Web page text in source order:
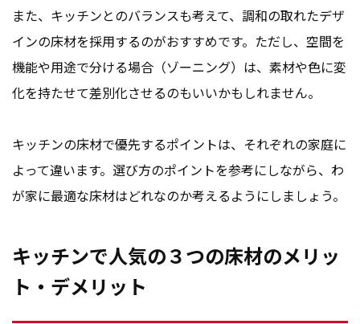
また、キッチンとのバランスも考えて、調和の取れたデザ
インの床材を採用するのがおすすめです。ただし、空間を
機能や用途で分ける場合（ゾーニング）は、素材や色に変
化を持たせて差別化させるのもいいかもしれません。
キッチンの床材で優先するポイントは、それぞれの家庭に
よって違います。選び方のポイントを参考にしながら、わ
が家に最適な床材はどれなのか考えるようにしましょう。
キッチンで人気の３つの床材のメリッ
ト・デメリット